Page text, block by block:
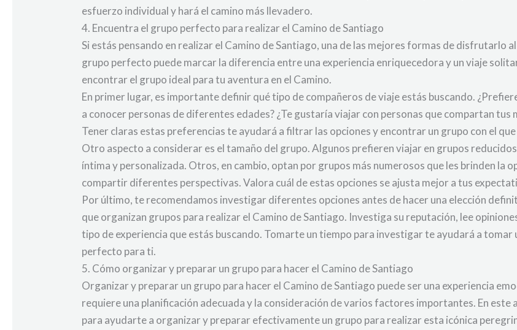
esfuerzo individual y hará el camino más llevadero.
4. Encuentra el grupo perfecto para realizar el Camino de Santiago
Si estás pensando en realizar el Camino de Santiago, una de las mejores formas de disfrutarlo
grupo perfecto puede marcar la diferencia entre una experiencia enriquecedora y un viaje
encontrar el grupo ideal para tu aventura en el Camino.
En primer lugar, es importante definir qué tipo de compañeros de viaje estás buscando.
a conocer personas de diferentes edades? ¿Te gustaría viajar con personas que compartan
Tener claras estas preferencias te ayudará a filtrar las opciones y encontrar un grupo con el
Otro aspecto a considerar es el tamaño del grupo. Algunos prefieren viajar en grupos
íntima y personalizada. Otros, en cambio, optan por grupos más numerosos que les brinden la
compartir diferentes perspectivas. Valora cuál de estas opciones se ajusta mejor a tus
Por último, te recomendamos investigar diferentes opciones antes de hacer una elección
que organizan grupos para realizar el Camino de Santiago. Investiga su reputación, lee
tipo de experiencia que estás buscando. Tomarte un tiempo para investigar te ayudará a
perfecto para ti.
5. Cómo organizar y preparar un grupo para hacer el Camino de Santiago
Organizar y preparar un grupo para hacer el Camino de Santiago puede ser una experiencia
requiere una planificación adecuada y la consideración de varios factores importantes. En
para ayudarte a organizar y preparar efectivamente un grupo para realizar esta icónica